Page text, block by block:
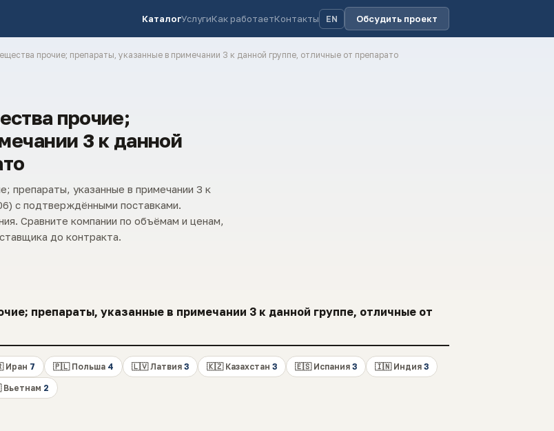
КаталогУслугиКак работаетКонтакты EN Обсудить проект
прочие; препараты, указанные в примечании 3 к данной группе, отличные от препарато
прочие;
3 к данной
препараты, указанные в примечании 3 к
с подтверждёнными поставками.
Сравните компании по объёмам и ценам,
до контракта.
препараты, указанные в примечании 3 к данной группе, отличные от
Иран 7 🇵🇱 Польша 4 🇱🇻 Латвия 3 🇰🇿 Казахстан 3 🇪🇸 Испания 3 🇮🇳 Индия 3
2